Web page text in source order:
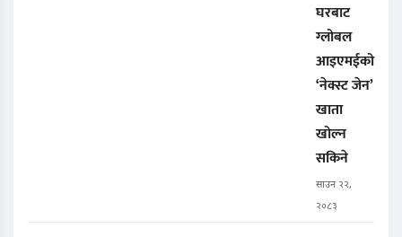
घरबाट
ग्लोबल
आइएमईको
‘नेक्स्ट जेन’
खाता
खोल्न
सकिने
साउन २२,
२०८३